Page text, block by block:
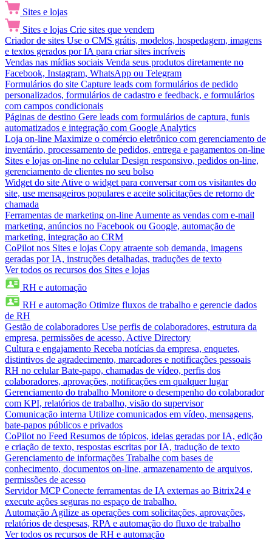
Sites e lojas
Sites e lojas Crie sites que vendem
Criador de sites Use o CMS grátis, modelos, hospedagem, imagens
e textos gerados por IA para criar sites incríveis
Vendas nas mídias sociais Venda seus produtos diretamente no
Facebook, Instagram, WhatsApp ou Telegram
Formulários do site Capture leads com formulários de pedido
personalizados, formulários de cadastro e feedback, e formulários
com campos condicionais
Páginas de destino Gere leads com formulários de captura, funis
automatizados e integração com Google Analytics
Loja on-line Maximize o comércio eletrônico com gerenciamento de
inventário, processamento de pedidos, entrega e pagamentos on-line
Sites e lojas on-line no celular Design responsivo, pedidos on-line,
gerenciamento de clientes no seu bolso
Widget do site Ative o widget para conversar com os visitantes do
site, use mensageiros populares e aceite solicitações de retorno de
chamada
Ferramentas de marketing on-line Aumente as vendas com e-mail
marketing, anúncios no Facebook ou Google, automação de
marketing, integração ao CRM
CoPilot nos Sites e lojas Copy atraente sob demanda, imagens
geradas por IA, instruções detalhadas, traduções de texto
Ver todos os recursos dos Sites e lojas
RH e automação
RH e automação Otimize fluxos de trabalho e gerencie dados
de RH
Gestão de colaboradores Use perfis de colaboradores, estrutura da
empresa, permissões de acesso, Active Directory
Cultura e engajamento Receba notícias da empresa, enquetes,
distintivos de agradecimento, marcadores e notificações pessoais
RH no celular Bate-papo, chamadas de vídeo, perfis dos
colaboradores, aprovações, notificações em qualquer lugar
Gerenciamento do trabalho Monitore o desempenho do colaborador
com KPI, relatórios de trabalho, visão do supervisor
Comunicação interna Utilize comunicados em vídeo, mensagens,
bate-papos públicos e privados
CoPilot no Feed Resumos de tópicos, ideias geradas por IA, edição
e criação de texto, respostas escritas por IA, tradução de texto
Gerenciamento de informações Trabalhe com bases de
conhecimento, documentos on-line, armazenamento de arquivos,
permissões de acesso
Servidor MCP Conecte ferramentas de IA externas ao Bitrix24 e
execute ações seguras no espaço de trabalho.
Automação Agilize as operações com solicitações, aprovações,
relatórios de despesas, RPA e automação do fluxo de trabalho
Ver todos os recursos de RH e automação